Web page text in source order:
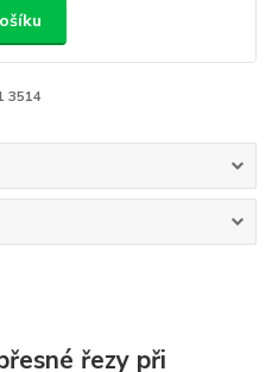
3514
řezy při